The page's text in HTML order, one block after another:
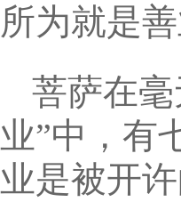
所为就是善
菩萨在
业”中，有
业是被开